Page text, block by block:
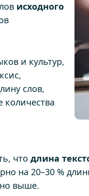
исходного
и культур,
слов,
количества
что длина
на 20–30 %
выше.